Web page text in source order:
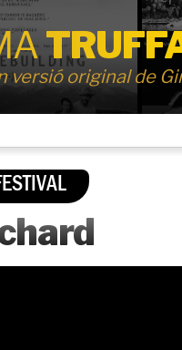
versió original de